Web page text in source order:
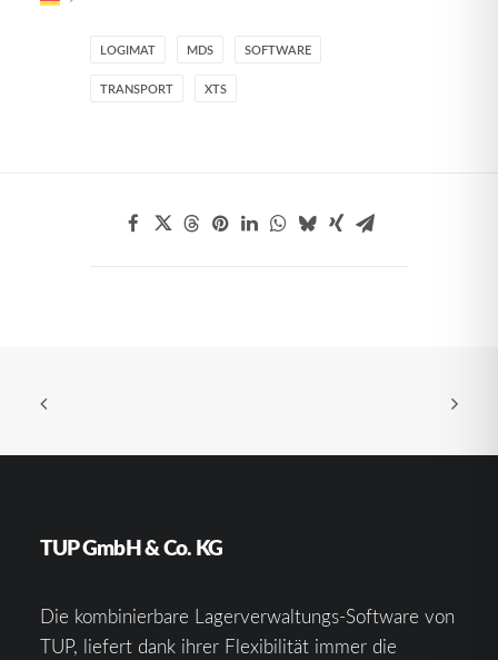
LOGIMAT MDS SOFTWARE
TRANSPORT XTS
TUP GmbH & Co. KG
Die kombinierbare Lagerverwaltungs-Software von
TUP, liefert dank ihrer Flexibilität immer die